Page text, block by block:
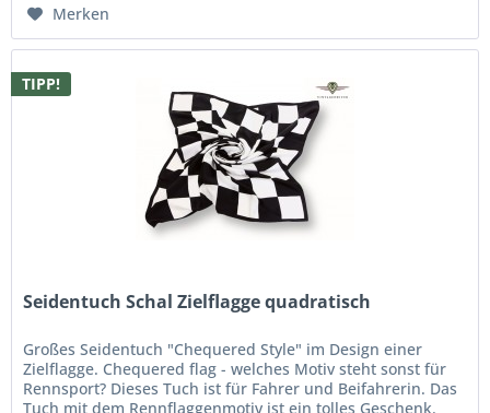
Merken
TIPP!
Seidentuch Schal Zielflagge quadratisch
Großes Seidentuch "Chequered Style" im Design einer
Zielflagge. Chequered flag - welches Motiv steht sonst für
Rennsport? Dieses Tuch ist für Fahrer und Beifahrerin. Das
Tuch mit dem Rennflaggenmotiv ist ein tolles Geschenk.